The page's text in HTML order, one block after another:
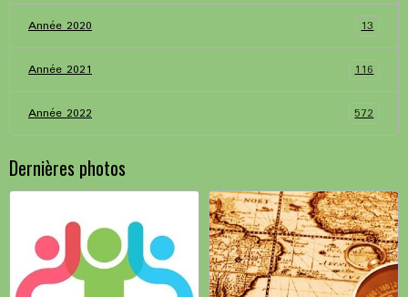
Année 2020 13
Année 2021 116
Année 2022 572
Dernières photos